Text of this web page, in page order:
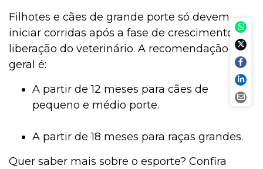
Filhotes e cães de grande porte só devem
iniciar corridas após a fase de crescimento e
liberação do veterinário. A recomendação
geral é:
A partir de 12 meses para cães de
pequeno e médio porte.
A partir de 18 meses para raças grandes.
Quer saber mais sobre o esporte? Confira